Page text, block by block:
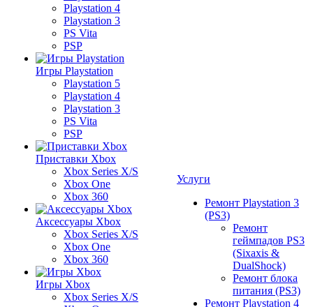
Playstation 4
Playstation 3
PS Vita
PSP
Игры Playstation
Playstation 5
Playstation 4
Playstation 3
PS Vita
PSP
Приставки Xbox
Xbox Series X/S
Xbox One
Xbox 360
Аксессуары Xbox
Xbox Series X/S
Xbox One
Xbox 360
Игры Xbox
Xbox Series X/S
Услуги
Ремонт Playstation 3
(PS3)
Ремонт
геймпадов PS3
(Sixaxis &
DualShock)
Ремонт блока
питания (PS3)
Ремонт Playstation 4